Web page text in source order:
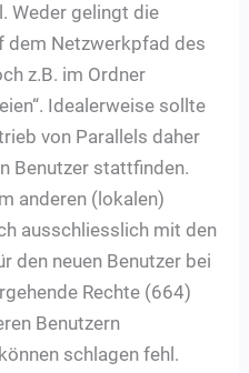
Weder gelingt die
dem Netzwerkpfad des
z.B. im Ordner
Idealerweise sollte
von Parallels daher
Benutzer stattfinden.
anderen (lokalen)
ausschliesslich mit den
den neuen Benutzer bei
Rechte (664)
Benutzern
schlagen fehl.